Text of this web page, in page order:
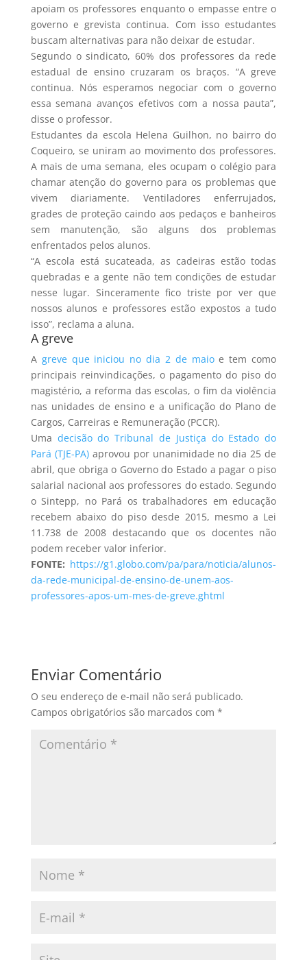
apoiam os professores enquanto o empasse entre o
governo e grevista continua. Com isso estudantes
buscam alternativas para não deixar de estudar.
Segundo o sindicato, 60% dos professores da rede
estadual de ensino cruzaram os braços. “A greve
continua. Nós esperamos negociar com o governo
essa semana avanços efetivos com a nossa pauta”,
disse o professor.
Estudantes da escola Helena Guilhon, no bairro do
Coqueiro, se uniram ao movimento dos professores.
A mais de uma semana, eles ocupam o colégio para
chamar atenção do governo para os problemas que
vivem diariamente. Ventiladores enferrujados,
grades de proteção caindo aos pedaços e banheiros
sem manutenção, são alguns dos problemas
enfrentados pelos alunos.
“A escola está sucateada, as cadeiras estão todas
quebradas e a gente não tem condições de estudar
nesse lugar. Sinceramente fico triste por ver que
nossos alunos e professores estão expostos a tudo
isso”, reclama a aluna.
A greve
A greve que iniciou no dia 2 de maioe tem como
principais reinvindicações, o pagamento do piso do
magistério, a reforma das escolas, o fim da violência
nas unidades de ensino e a unificação do Plano de
Cargos, Carreiras e Remuneração (PCCR).
Uma decisão do Tribunal de Justiça do Estado do
Pará (TJE-PA) aprovou por unanimidade no dia 25 de
abril, que obriga o Governo do Estado a pagar o piso
salarial nacional aos professores do estado. Segundo
o Sintepp, no Pará os trabalhadores em educação
recebem abaixo do piso desde 2015, mesmo a Lei
11.738 de 2008 destacando que os docentes não
podem receber valor inferior.
FONTE: https://g1.globo.com/pa/para/noticia/alunos-
da-rede-municipal-de-ensino-de-unem-aos-
professores-apos-um-mes-de-greve.ghtml
Enviar Comentário
O seu endereço de e-mail não será publicado.
Campos obrigatórios são marcados com *